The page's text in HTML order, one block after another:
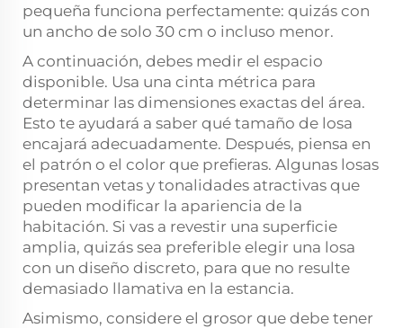
pequeña funciona perfectamente: quizás con
un ancho de solo 30 cm o incluso menor.
A continuación, debes medir el espacio
disponible. Usa una cinta métrica para
determinar las dimensiones exactas del área.
Esto te ayudará a saber qué tamaño de losa
encajará adecuadamente. Después, piensa en
el patrón o el color que prefieras. Algunas losas
presentan vetas y tonalidades atractivas que
pueden modificar la apariencia de la
habitación. Si vas a revestir una superficie
amplia, quizás sea preferible elegir una losa
con un diseño discreto, para que no resulte
demasiado llamativa en la estancia.
Asimismo, considere el grosor que debe tener